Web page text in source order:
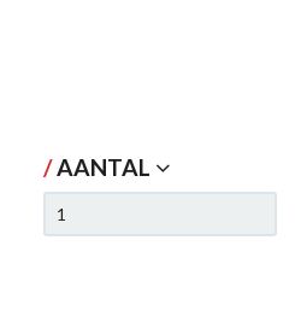
/AANTAL